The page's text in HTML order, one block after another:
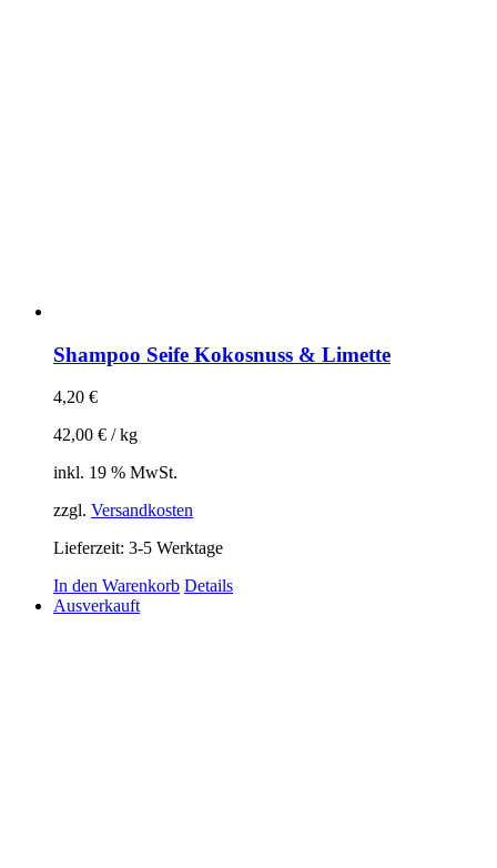
Shampoo Seife Kokosnuss & Limette
4,20 €
42,00 € /kg
inkl. 19 % MwSt.
zzgl. Versandkosten
Lieferzeit: 3-5 Werktage
In den Warenkorb Details
Ausverkauft